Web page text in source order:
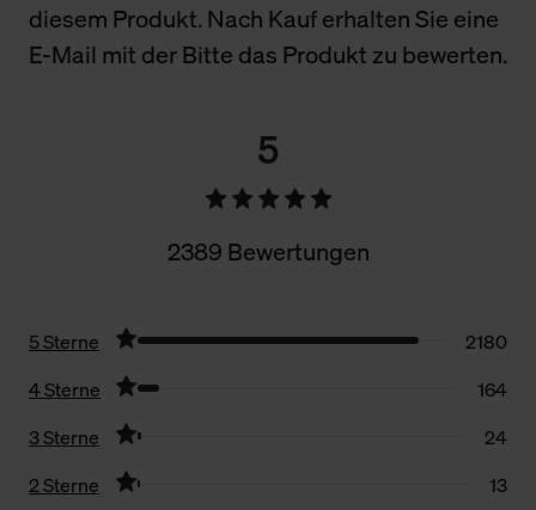
diesem Produkt. Nach Kauf erhalten Sie eine
E-Mail mit der Bitte das Produkt zu bewerten.
5
2389 Bewertungen
5 Sterne
2180
4 Sterne
164
3 Sterne
24
2 Sterne
13